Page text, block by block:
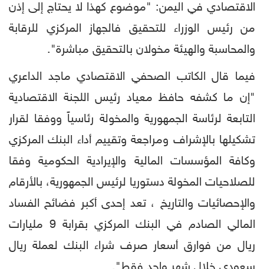
الاقتصادي في اليمن: "موضوع كهذا لا يحتاج إلى إذن
من رئيس الوزراء للتحقيق فالجهاز المركزي للرقابة
والمحاسبة والهيئة مخولان بالتحقيق مباشرة".
فيما قال الكاتب الصحفي الاقتصادي ماجد الداعري
"إن ما كشفه حافظ معياد رئيس اللجنة الاقتصادية
التابعة لرئاسة الجمهورية والمخولة رئاسياً ووفقا لقرار
تشكيلها بالإشراف ومراجعة وتقييم أداء البنك المركزي
وكافة المؤسسات المالية والإيرادية الحكومية وفقا
للصلاحيات المخولة دستوريا لرئيس الجمهورية، بالأرقام
والإحصائيات والتاريخ ، تعد إحدى أكبر فضائح الفساد
المالي الصادم في البنك المركزي بقرابة 9 مليارات
ريال من فوارق أسعار صرف شراء البنك لعملة ريال